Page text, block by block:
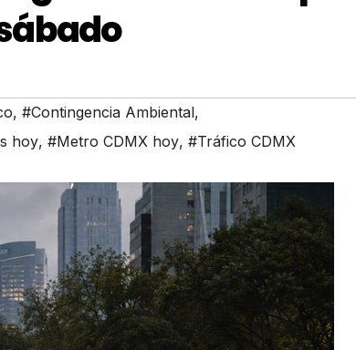
, #Contingencia Ambiental,
hoy, #Metro CDMX hoy, #Tráfico CDMX